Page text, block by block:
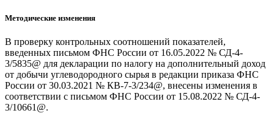
Методические изменения
В проверку контрольных соотношений показателей,
введенных письмом ФНС России от 16.05.2022 № СД-4-
3/5835@ для декларации по налогу на дополнительный доход
от добычи углеводородного сырья в редакции приказа ФНС
России от 30.03.2021 № КВ-7-3/234@, внесены изменения в
соответствии с письмом ФНС России от 15.08.2022 № СД-4-
3/10661@.